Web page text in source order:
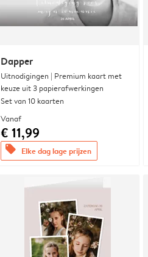
Dapper
Uitnodigingen | Premium kaart met
keuze uit 3 papierafwerkingen
Set van 10 kaarten
Vanaf
€ 11,99
offers Elke dag lage prijzen